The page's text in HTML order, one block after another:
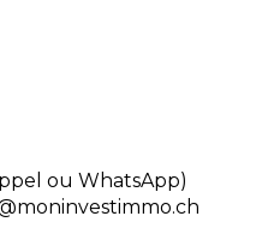
ou WhatsApp)